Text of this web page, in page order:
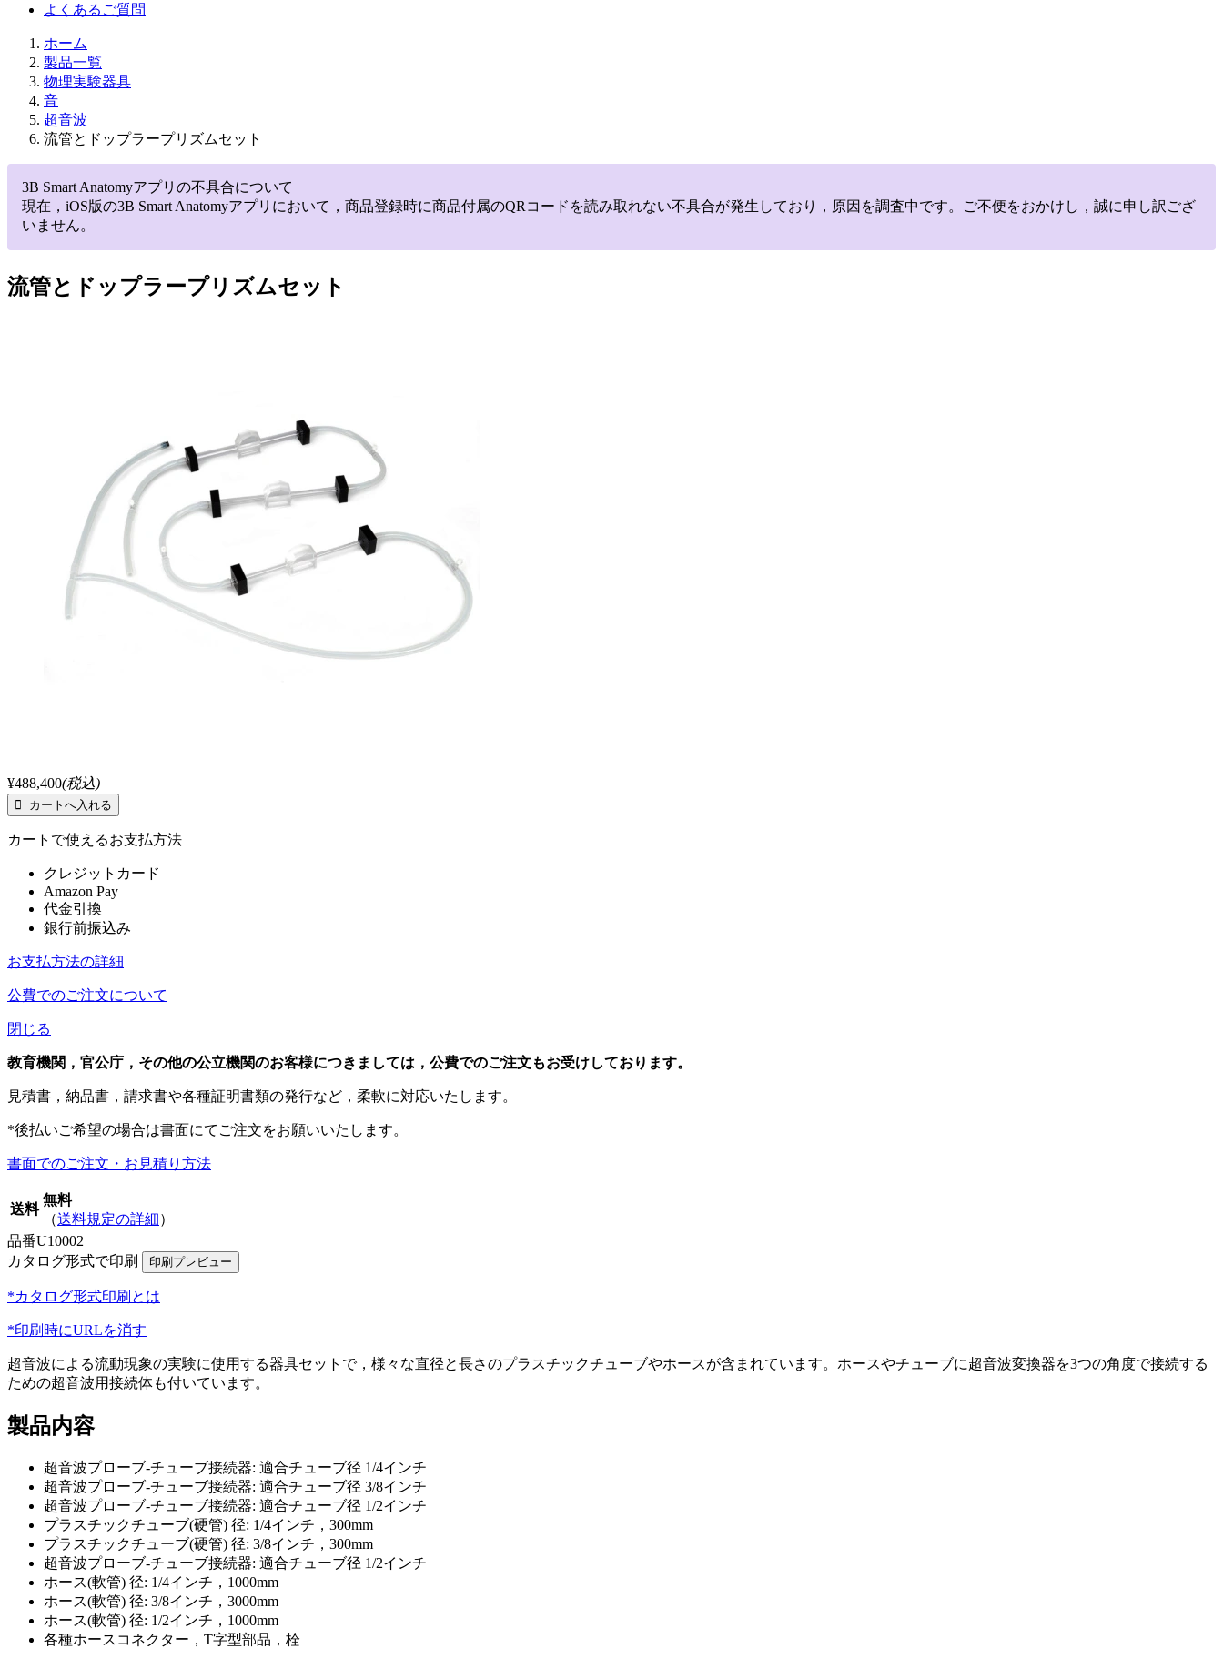
よくあるご質問
ホーム
製品一覧
物理実験器具
音
超音波
流管とドップラープリズムセット
3B Smart Anatomyアプリの不具合について
現在，iOS版の3B Smart Anatomyアプリにおいて，商品登録時に商品付属のQRコードを読み取れない不具合が発生しており，原因を調査中です。ご不便をおかけし，誠に申し訳ござ
いません。
流管とドップラープリズムセット
¥488,400(税込)
カートで使えるお支払方法
クレジットカード
Amazon Pay
代金引換
銀行前振込み
お支払方法の詳細
公費でのご注文について
閉じる
教育機関，官公庁，その他の公立機関のお客様につきましては，公費でのご注文もお受けしております。
見積書，納品書，請求書や各種証明書類の発行など，柔軟に対応いたします。
*後払いご希望の場合は書面にてご注文をお願いいたします。
書面でのご注文・お見積り方法
送料
無料
（送料規定の詳細）
品番U10002
カタログ形式で印刷
*カタログ形式印刷とは
*印刷時にURLを消す
超音波による流動現象の実験に使用する器具セットで，様々な直径と長さのプラスチックチューブやホースが含まれています。ホースやチューブに超音波変換器を3つの角度で接続する
ための超音波用接続体も付いています。
製品内容
超音波プローブ-チューブ接続器: 適合チューブ径 1/4インチ
超音波プローブ-チューブ接続器: 適合チューブ径 3/8インチ
超音波プローブ-チューブ接続器: 適合チューブ径 1/2インチ
プラスチックチューブ(硬管) 径: 1/4インチ，300mm
プラスチックチューブ(硬管) 径: 3/8インチ，300mm
超音波プローブ-チューブ接続器: 適合チューブ径 1/2インチ
ホース(軟管) 径: 1/4インチ，1000mm
ホース(軟管) 径: 3/8インチ，3000mm
ホース(軟管) 径: 1/2インチ，1000mm
各種ホースコネクター，T字型部品，栓